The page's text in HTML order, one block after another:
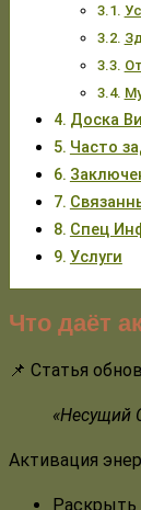
Доска
Часто
Спец
Услуги
Что даёт
📌 Статья
«Несущий
Активация
Раскрыть